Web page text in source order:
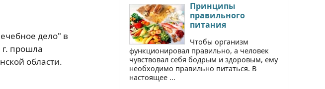
дело" в
прошла
области.
Принципы
правильного
питания
Чтобы организм
функционировал правильно, а человек
чувствовал себя бодрым и здоровым, ему
необходимо правильно питаться. В
настоящее ...